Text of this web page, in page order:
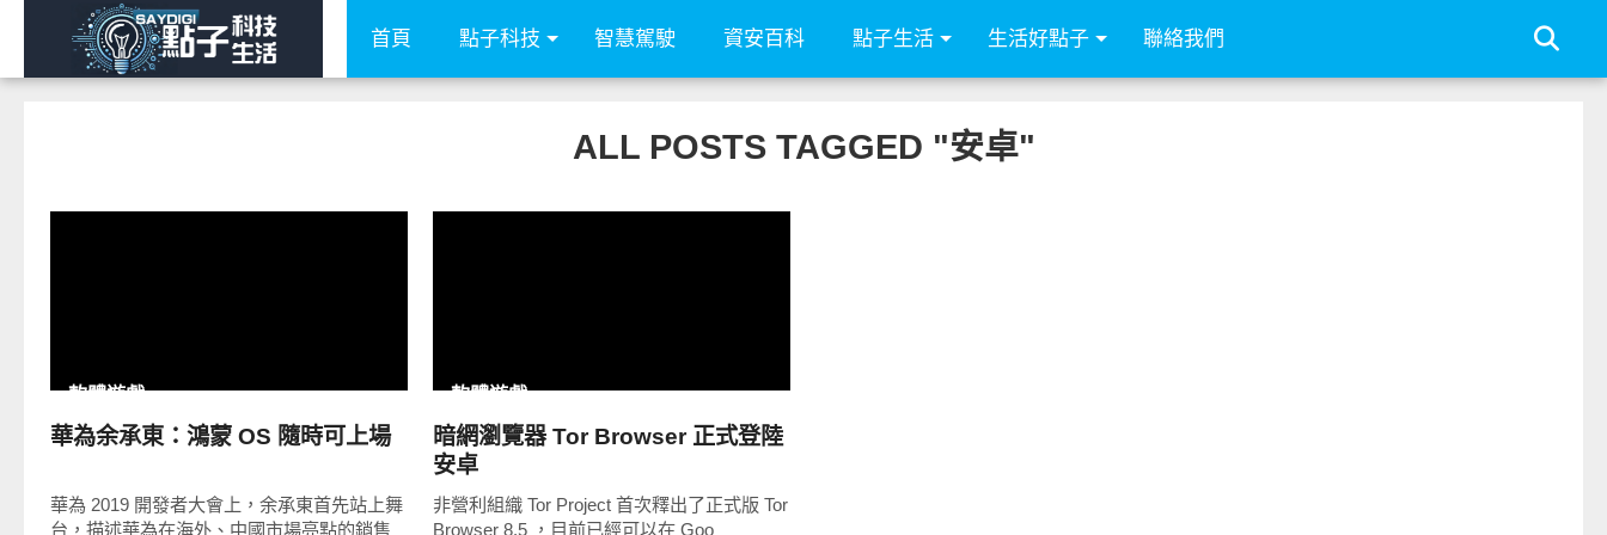
首頁 點子科技 智慧駕駛 資安百科 點子生活 生活好點子 聯絡我們
ALL POSTS TAGGED "安卓"
軟體遊戲
華為余承東：鴻蒙 OS 隨時可上場
華為 2019 開發者大會上，余承東首先站上舞
台，描述華為在海外、中國市場亮點的銷售
軟體遊戲
暗網瀏覽器 Tor Browser 正式登陸
安卓
非營利組織 Tor Project 首次釋出了正式版 Tor
Browser 8.5 ，目前已經可以在 Goo